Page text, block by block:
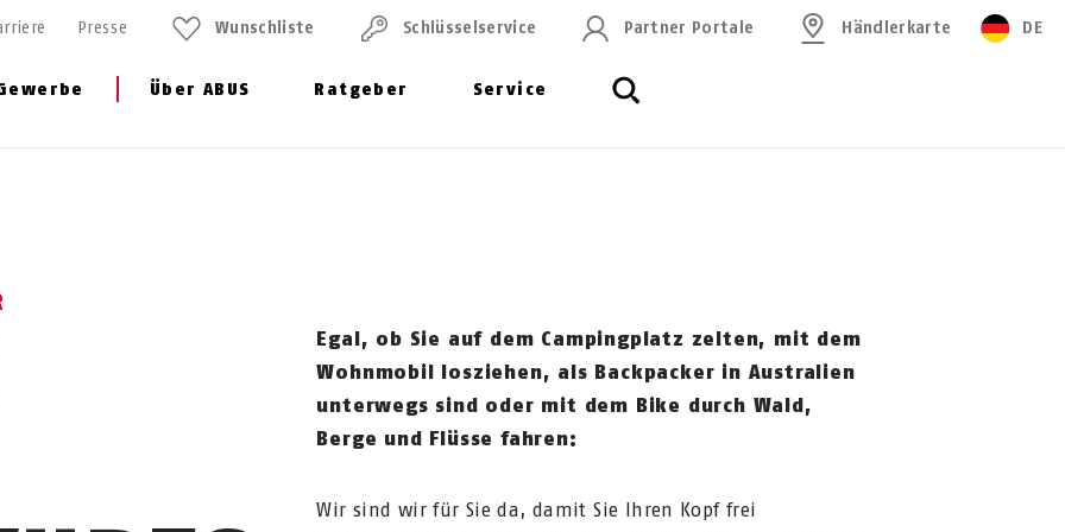
Über ABUS Ratgeber Service
Presse Wunschliste Schlüssel­service Partner Portale Händlerkarte DE
Egal, ob Sie auf dem Campingplatz zelten, mit dem
Wohnmobil losziehen, als Backpacker in Australien
unterwegs sind oder mit dem Bike durch Wald,
Berge und Flüsse fahren:
Wir sind wir für Sie da, damit Sie Ihren Kopf frei